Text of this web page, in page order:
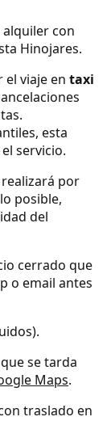
con
Hinojares.
viaje en taxi
esta
servicio.
realizará por
posible,
del
cerrado que
o email antes
se tarda
Maps.
traslado en